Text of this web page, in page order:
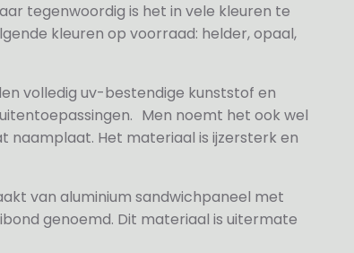
tegenwoordig is het in vele kleuren te
kleuren op voorraad: helder, opaal,
volledig uv-bestendige kunststof en
Men noemt het ook wel
naamplaat. Het materiaal is ijzersterk en
van aluminium sandwichpaneel met
genoemd. Dit materiaal is uitermate